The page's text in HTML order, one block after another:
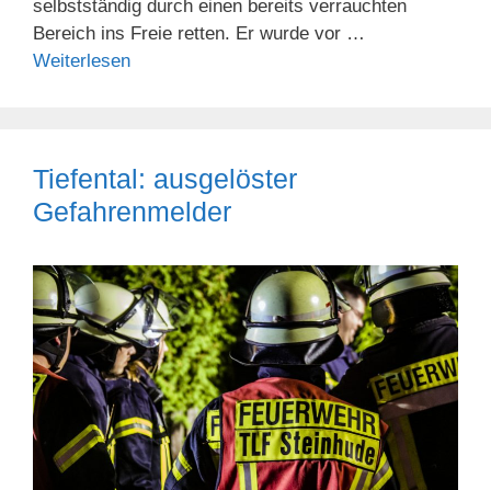
selbstständig durch einen bereits verrauchten
Bereich ins Freie retten. Er wurde vor …
Weiterlesen
Tiefental: ausgelöster
Gefahrenmelder